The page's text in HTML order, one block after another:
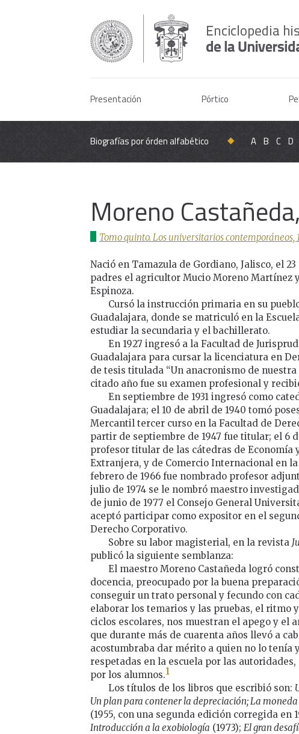
Presentación Pórtico
Biografías por órden alfabético A B C D
Moreno
Tomo quinto. Los universitarios contemporáneos,
Nació en Tamazula de Gordiano, Jalisco, el
padres el agricultor Mucio Moreno Martínez
Espinoza.
Cursó la instrucción primaria en su
Guadalajara, donde se matriculó en la
estudiar la secundaria y el bachillerato.
En 1927 ingresó a la Facultad de
Guadalajara para cursar la licenciatura en
de tesis titulada “Un anacronismo de
citado año fue su examen profesional y
En septiembre de 1931 ingresó como
Guadalajara; el 10 de abril de 1940 tomó
Mercantil tercer curso en la Facultad de
partir de septiembre de 1947 fue titular; el 6
profesor titular de las cátedras de Economía
Extranjera, y de Comercio Internacional en
febrero de 1966 fue nombrado profesor
julio de 1974 se le nombró maestro
de junio de 1977 el Consejo General
aceptó participar como expositor en el
Derecho Corporativo.
Sobre su labor magisterial, en la revista
publicó la siguiente semblanza:
El maestro Moreno Castañeda logró
docencia, preocupado por la buena
conseguir un trato personal y fecundo con
elaborar los temarios y las pruebas, el ritmo
ciclos escolares, nos muestran el apego y el
que durante más de cuarenta años llevó a
acostumbraba dar mérito a quien no lo tenía
respetadas en la escuela por las
por los alumnos.1
Los títulos de los libros que escribió son:
Un plan para contener la depreciación; La
(1955, con una segunda edición corregida en
Introducción a la exobiología (1973); El gran